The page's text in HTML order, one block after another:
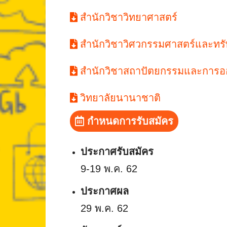
สำนักวิชาวิทยาศาสตร์
สำนักวิชาวิศวกรรมศาสตร์และท
สำนักวิชาสถาปัตยกรรมและการ
วิทยาลัยนานาชาติ
กำหนดการรับสมัคร
ประกาศรับสมัคร
9-19 พ.ค. 62
ประกาศผล
29 พ.ค. 62